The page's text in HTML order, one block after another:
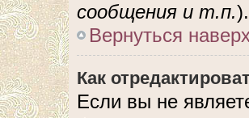
сообщения и т.п.).
Вернуться
Как
Если вы не